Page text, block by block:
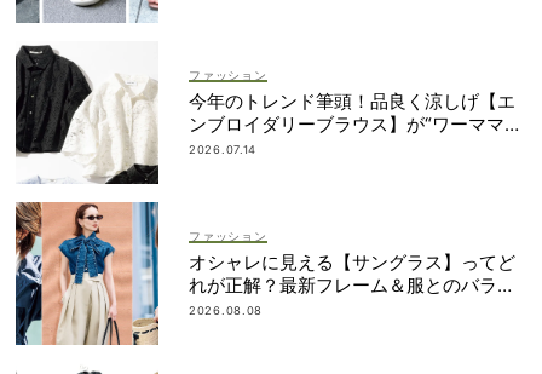
ファッション
今年のトレンド筆頭！品良く涼しげ【エ
ンブロイダリーブラウス】が“ワーママの
新定番”
2026.07.14
ファッション
オシャレに見える【サングラス】ってど
れが正解？最新フレーム＆服とのバラン
スを見て攻略！
2026.08.08